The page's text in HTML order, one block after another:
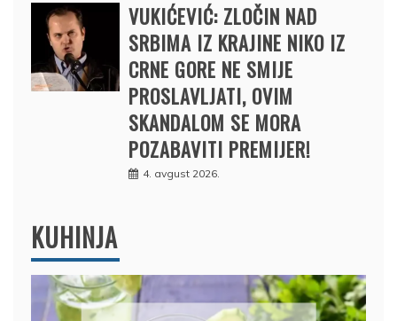
VUKIĆEVIĆ: ZLOČIN NAD
SRBIMA IZ KRAJINE NIKO IZ
CRNE GORE NE SMIJE
PROSLAVLJATI, OVIM
SKANDALOM SE MORA
POZABAVITI PREMIJER!
4. avgust 2026.
KUHINJA